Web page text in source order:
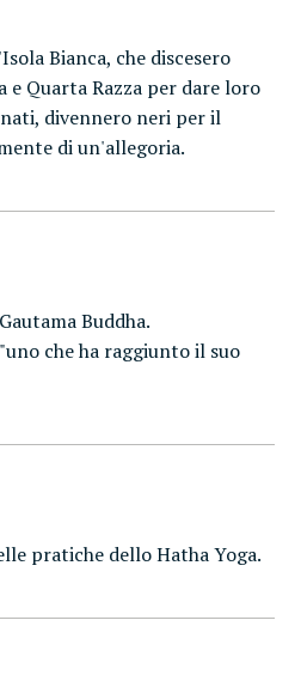
Bianca, che discesero
Quarta Razza per dare loro
divennero neri per il
di un'allegoria.
Buddha.
che ha raggiunto il suo
pratiche dello Hatha Yoga.